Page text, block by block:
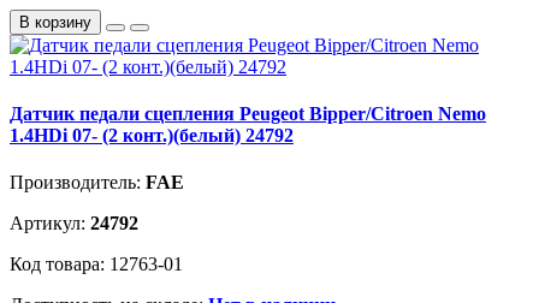
В корзину
Датчик педали сцепления Peugeot Bipper/Citroen Nemo
1.4HDi 07- (2 конт.)(белый) 24792
Производитель: FAE
Артикул: 24792
Код товара: 12763-01